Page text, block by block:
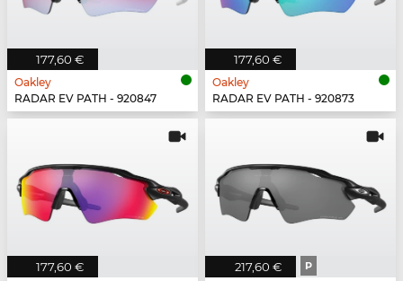
177,60 €
Oakley
RADAR EV PATH - 920847
177,60 €
Oakley
RADAR EV PATH - 920873
177,60 € 217,60 € P